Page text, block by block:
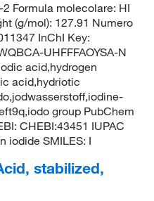
Formula molecolare: HI
(g/mol): 127.91 Numero
InChI Key:
UHFFFAOYSA-N
acid,hydrogen
acid,hydriotic
group PubChem
CHEBI:43451 IUPAC
iodide SMILES: I
stabilized,